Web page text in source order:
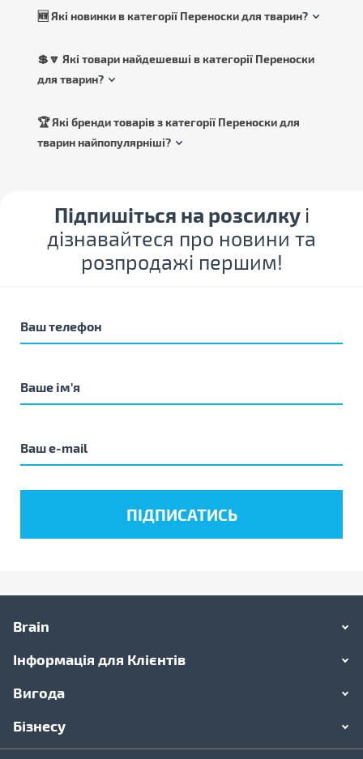
🆕 Які новинки в категорії Переноски для тварин?
💲🔽 Які товари найдешевші в категорії Переноски
для тварин?
🏆 Які бренди товарів з категорії Переноски для
тварин найпопулярніші?
Підпишіться на розсилку і
дізнавайтеся про новини та
розпродажі першим!
Brain
Інформація для Клієнтів
Вигода
Бізнесу